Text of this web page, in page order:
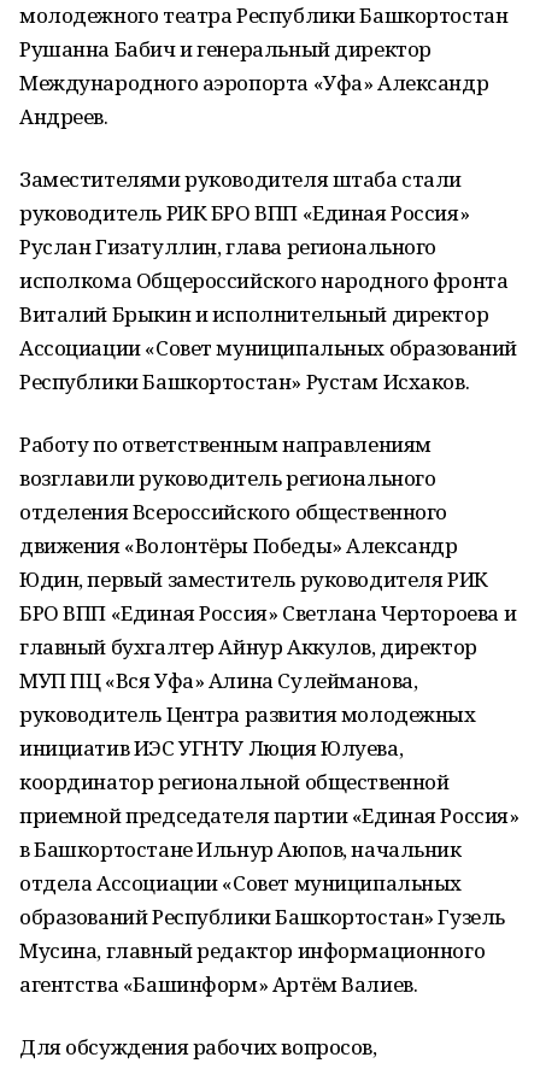
молодежного театра Республики Башкортостан
Рушанна Бабич и генеральный директор
Международного аэропорта «Уфа» Александр
Андреев.
Заместителями руководителя штаба стали
руководитель РИК БРО ВПП «Единая Россия»
Руслан Гизатуллин, глава регионального
исполкома Общероссийского народного фронта
Виталий Брыкин и исполнительный директор
Ассоциации «Совет муниципальных образований
Республики Башкортостан» Рустам Исхаков.
Работу по ответственным направлениям
возглавили руководитель регионального
отделения Всероссийского общественного
движения «Волонтёры Победы» Александр
Юдин, первый заместитель руководителя РИК
БРО ВПП «Единая Россия» Светлана Чертороева и
главный бухгалтер Айнур Аккулов, директор
МУП ПЦ «Вся Уфа» Алина Сулейманова,
руководитель Центра развития молодежных
инициатив ИЭС УГНТУ Люция Юлуева,
координатор региональной общественной
приемной председателя партии «Единая Россия»
в Башкортостане Ильнур Аюпов, начальник
отдела Ассоциации «Совет муниципальных
образований Республики Башкортостан» Гузель
Мусина, главный редактор информационного
агентства «Башинформ» Артём Валиев.
Для обсуждения рабочих вопросов,